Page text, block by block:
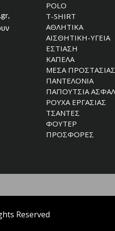
POLO
T-SHIRT
ΑΘΛΗΤΙΚΑ
ΑΙΣΘΗΤΙΚΗ-ΥΓΕΙΑ
ΕΣΤΙΑΣΗ
ΚΑΠΕΛΑ
ΜΕΣΑ ΠΡΟΣΤΑΣΙΑΣ
ΠΑΝΤΕΛΟΝΙΑ
ΠΑΠΟΥΤΣΙΑ
ΡΟΥΧΑ ΕΡΓΑΣΙΑΣ
ΤΣΑΝΤΕΣ
ΦΟΥΤΕΡ
ΠΡΟΣΦΟΡΕΣ
Reserved